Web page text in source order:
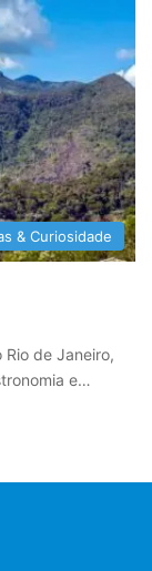
& Curiosidade
de Janeiro,
e…